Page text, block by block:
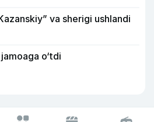
va sherigi ushlandi
o‘tdi